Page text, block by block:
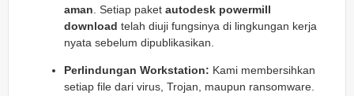
aman . Setiap paket autodesk powermill
download telah diuji fungsinya di lingkungan kerja
nyata sebelum dipublikasikan.
Perlindungan Workstation: Kami membersihkan
setiap file dari virus, Trojan, maupun ransomware.